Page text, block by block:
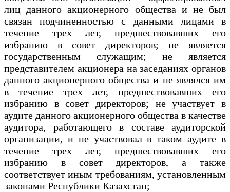
лиц данного акционерного общества и не был
связан подчиненностью с данными лицами в
течение трех лет, предшествовавших его
избранию в совет директоров; не является
государственным служащим; не является
представителем акционера на заседаниях органов
данного акционерного общества и не являлся им
в течение трех лет, предшествовавших его
избранию в совет директоров; не участвует в
аудите данного акционерного общества в качестве
аудитора, работающего в составе аудиторской
организации, и не участвовал в таком аудите в
течение трех лет, предшествовавших его
избранию в совет директоров, а также
соответствует иным требованиям, установленным
законами Республики Казахстан;